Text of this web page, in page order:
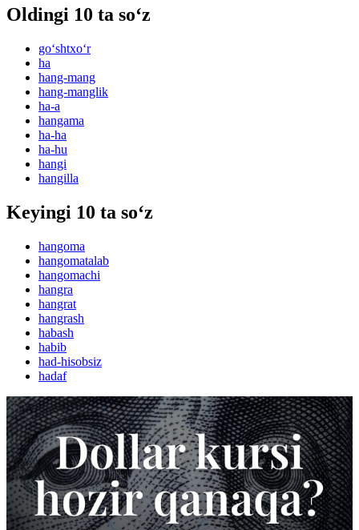
Oldingi 10 ta so‘z
go‘shtxo‘r
ha
hang-mang
hang-manglik
ha-a
hangama
ha-ha
ha-hu
hangi
hangilla
Keyingi 10 ta so‘z
hangoma
hangomatalab
hangomachi
hangra
hangrat
hangrash
habash
habib
had-hisobsiz
hadaf